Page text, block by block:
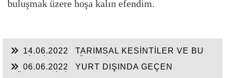
buluşmak üzere hoşa kalın efendim.
14.06.2022
TARIMSAL KESİNTİLER VE BU
EMEKLİLİK DURUMLARI
06.06.2022
YURT DIŞINDA GEÇEN